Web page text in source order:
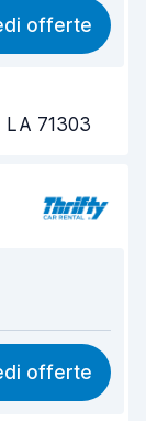
8,2
8,2
offerte
LA 71303
7,5
8,2
offerte